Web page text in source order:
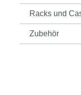
Racks und
Zubehör